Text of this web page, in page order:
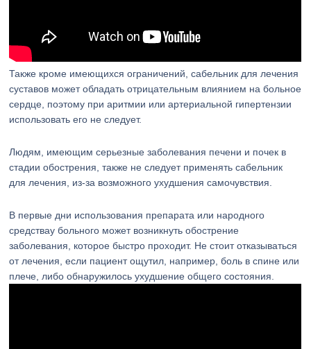
Также кроме имеющихся ограничений, сабельник для лечения
суставов может обладать отрицательным влиянием на больное
сердце, поэтому при аритмии или артериальной гипертензии
использовать его не следует.
Людям, имеющим серьезные заболевания печени и почек в
стадии обострения, также не следует применять сабельник
для лечения, из-за возможного ухудшения самочувствия.
В первые дни использования препарата или народного
средствау больного может возникнуть обострение
заболевания, которое быстро проходит. Не стоит отказываться
от лечения, если пациент ощутил, например, боль в спине или
плече, либо обнаружилось ухудшение общего состояния.